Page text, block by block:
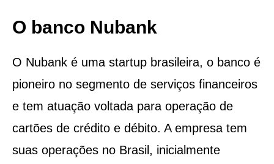
O banco Nubank
O Nubank é uma startup brasileira, o banco é
pioneiro no segmento de serviços financeiros
e tem atuação voltada para operação de
cartões de crédito e débito. A empresa tem
suas operações no Brasil, inicialmente